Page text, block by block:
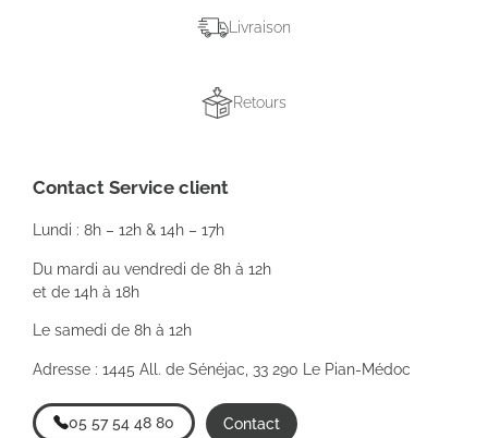
Livraison
Retours
Contact Service client
Lundi : 8h – 12h & 14h – 17h
Du mardi au vendredi de 8h à 12h
et de 14h à 18h
Le samedi de 8h à 12h
Adresse : 1445 All. de Sénéjac, 33 290 Le Pian-Médoc
05 57 54 48 80 Contact